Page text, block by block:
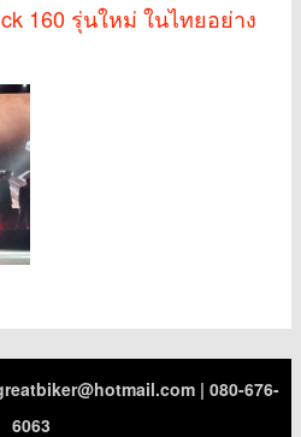
160 รุ่นใหม่ ในไทยอย่าง
| 080-676-
6063